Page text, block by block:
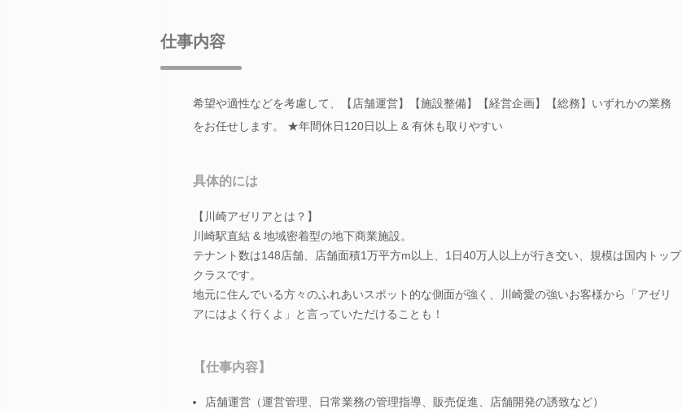
仕事内容
希望や適性などを考慮して、【店舗運営】【施設整備】【経営企画】【総務】いずれかの業務
をお任せします。 ★年間休日120日以上 & 有休も取りやすい
具体的には
【川崎アゼリアとは？】
川崎駅直結 & 地域密着型の地下商業施設。
テナント数は148店舗、店舗面積1万平方m以上、1日40万人以上が行き交い、規模は国内トップ
クラスです。
地元に住んでいる方々のふれあいスポット的な側面が強く、川崎愛の強いお客様から「アゼリ
アにはよく行くよ」と言っていただけることも！
【仕事内容】
店舗運営（運営管理、日常業務の管理指導、販売促進、店舗開発の誘致など）